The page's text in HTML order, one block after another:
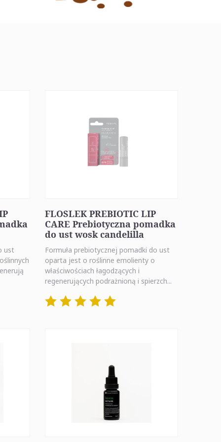
ust
FLOSLEK PREBIOTIC LIP
CARE Prebiotyczna pomadka
do ust wosk candelilla
Formuła prebiotycznej pomadki do ust
oparta jest o roślinne emolienty o
właściwościach łagodzących i
regenerujących podrażnioną i spierzch...